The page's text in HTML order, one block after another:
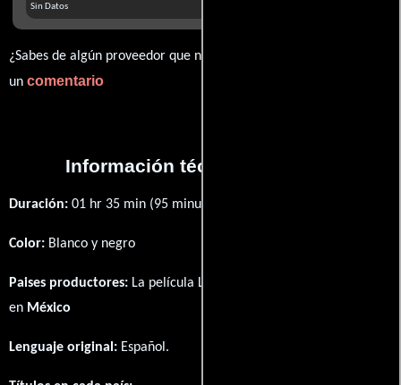
Sin Datos
¿Sabes de algún proveedor que no estamos mostrando? déjanos
un comentario
Información técnica y general
Duración: 01 hr 35 min (95 minutos) .
Color: Blanco y negro
Paises productores: La película Los cuatro Juanes fué producida
en México
Lenguaje original: Español .